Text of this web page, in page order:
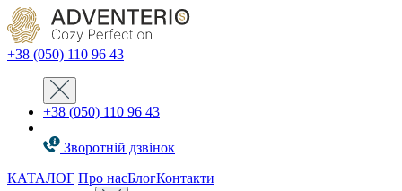
+38 (050) 110 96 43
+38 (050) 110 96 43
Зворотній дзвінок
КАТАЛОГ Про насБлогКонтакти